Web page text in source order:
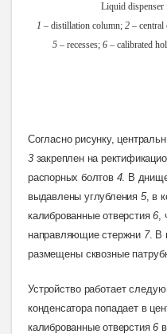
Liquid
1 – distillation column; 2 – central
5– recesses; 6– calibrated
Согласно рисунку,
3закреплен на
распорных болтов 4. В
выдавлены углубления 5, в
калиброванные отверстия6,
направляющие стержни 7. В
размещены сквозные
Устройство работает
конденсатора попадает в
калиброванные отверстия6